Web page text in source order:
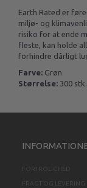
Earth Rated er
miljø- og
risiko for at ende
fleste, kan holde
forhindre dårligt
Farve: Grøn
Størrelse: 300 stk.
FORTROLIGHED
FRAGT OG LEVERING